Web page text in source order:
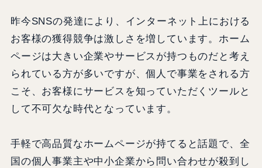
昨今SNSの発達により、インターネット上における
お客様の獲得競争は激しさを増しています。ホーム
ページは大きい企業やサービスが持つものだと考え
られている方が多いですが、個人で事業をされる方
こそ、お客様にサービスを知っていただくツールと
して不可欠な時代となっています。
手軽で高品質なホームページが持てると話題で、全
国の個人事業主や中小企業から問い合わせが殺到し